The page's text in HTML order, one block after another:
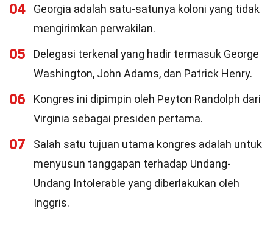
04
Georgia adalah satu-satunya koloni yang tidak
mengirimkan perwakilan.
05
Delegasi terkenal yang hadir termasuk George
Washington, John Adams, dan Patrick Henry.
06
Kongres ini dipimpin oleh Peyton Randolph dari
Virginia sebagai presiden pertama.
07
Salah satu tujuan utama kongres adalah untuk
menyusun tanggapan terhadap Undang-
Undang Intolerable yang diberlakukan oleh
Inggris.